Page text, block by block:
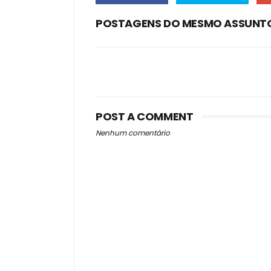
POSTAGENS DO MESMO
POST A COMMENT
Nenhum comentário